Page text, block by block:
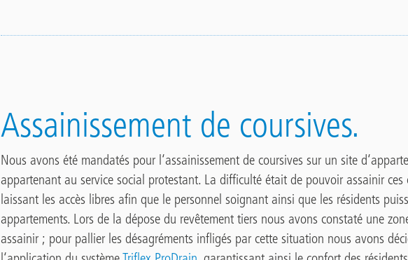
Assainissement de coursives.
Nous avons été mandatés pour l‘assainissement de coursives sur un site
appartenant au service social protestant. La difficulté était de pouvoir assainir ces
laissant les accès libres afin que le personnel soignant ainsi que les résidents
appartements. Lors de la dépose du revêtement tiers nous avons constaté une
assainir ; pour pallier les désagréments infligés par cette situation nous avons